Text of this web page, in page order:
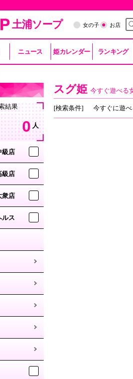
土浦ソープ 女の子 お店
ニュース 姫カレンダー ランキング
結果
0 人
級店
級店
衆店
ルス
スグ姫 今すぐ遊べる
[検索条件] 今すぐに遊